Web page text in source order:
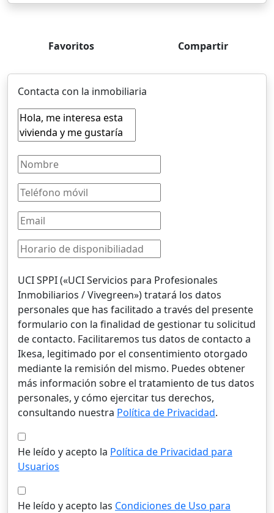
Favoritos Compartir
Contacta con la inmobiliaria
UCI SPPI («UCI Servicios para Profesionales
Inmobiliarios / Vivegreen») tratará los datos
personales que has facilitado a través del presente
formulario con la finalidad de gestionar tu solicitud
de contacto. Facilitaremos tus datos de contacto a
Ikesa, legitimado por el consentimiento otorgado
mediante la remisión del mismo. Puedes obtener
más información sobre el tratamiento de tus datos
personales, y cómo ejercitar tus derechos,
consultando nuestra Política de Privacidad.
He leído y acepto la Política de Privacidad para
Usuarios
He leído y acepto las Condiciones de Uso para